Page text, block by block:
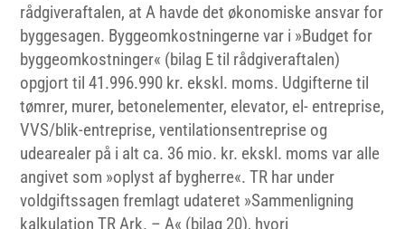
rådgiveraftalen, at A havde det økonomiske ansvar for
byggesagen. Byggeomkostningerne var i »Budget for
byggeomkostninger« (bilag E til rådgiveraftalen)
opgjort til 41.996.990 kr. ekskl. moms. Udgifterne til
tømrer, murer, betonelementer, elevator, el- entreprise,
VVS/blik-entreprise, ventilationsentreprise og
udearealer på i alt ca. 36 mio. kr. ekskl. moms var alle
angivet som »oplyst af bygherre«. TR har under
voldgiftssagen fremlagt udateret »Sammenligning
kalkulation TR Ark. – A« (bilag 20), hvori